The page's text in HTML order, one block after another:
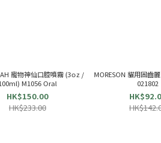
寵物神仙口腔噴霧 (3oz /
M1056 Oral
HK$150.00
HK$233.00
MORESON 貓用固齒
021802